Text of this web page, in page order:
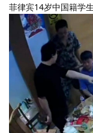
菲律宾14岁中国籍学